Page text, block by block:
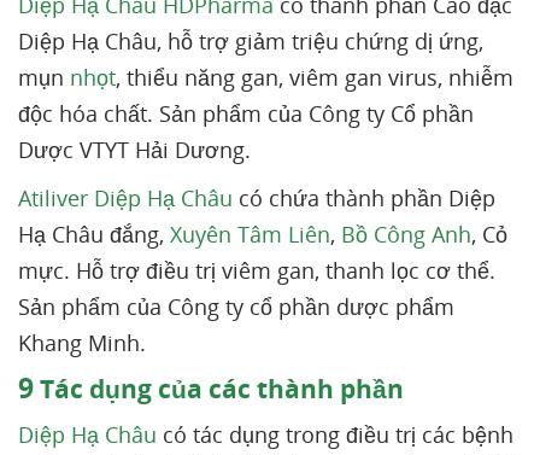
Diệp Hạ Châu, hỗ trợ giảm triệu chứng dị ứng,
mụn nhọt, thiểu năng gan, viêm gan virus, nhiễm
độc hóa chất. Sản phẩm của Công ty Cổ phần
Dược VTYT Hải Dương.
Atiliver Diệp Hạ Châu có chứa thành phần Diệp
Hạ Châu đắng, Xuyên Tâm Liên, Bồ Công Anh, Cỏ
mực. Hỗ trợ điều trị viêm gan, thanh lọc cơ thể.
Sản phẩm của Công ty cổ phần dược phẩm
Khang Minh.
9Tác dụng của các thành phần
Diệp Hạ Châu có tác dụng trong điều trị các bệnh